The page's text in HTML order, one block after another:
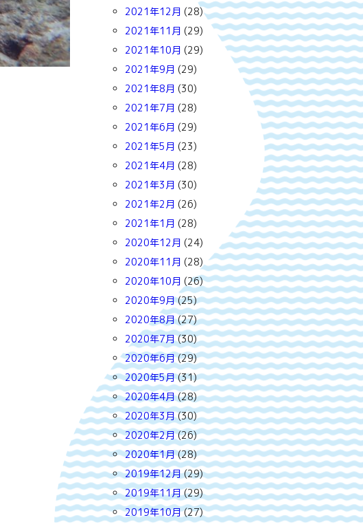
2021年12月 (28)
2021年11月 (29)
2021年10月 (29)
2021年9月 (29)
2021年8月 (30)
2021年7月 (28)
2021年6月 (29)
2021年5月 (23)
2021年4月 (28)
2021年3月 (30)
2021年2月 (26)
2021年1月 (28)
2020年12月 (24)
2020年11月 (28)
2020年10月 (26)
2020年9月(25)
2020年8月(27)
2020年7月(30)
2020年6月(29)
2020年5月(31)
2020年4月(28)
2020年3月(30)
2020年2月(26)
2020年1月(28)
2019年12月(29)
2019年11月(29)
2019年10月(27)